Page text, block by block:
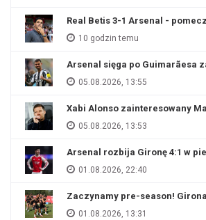
Real Betis 3-1 Arsenal -
10 godzin temu
Arsenal sięga po Guimarãesa
05.08.2026, 13:55
Xabi Alonso zainteresowany
05.08.2026, 13:53
Arsenal rozbija Gironę 4:1 w
01.08.2026, 22:40
Zaczynamy pre-season!
01.08.2026, 13:31